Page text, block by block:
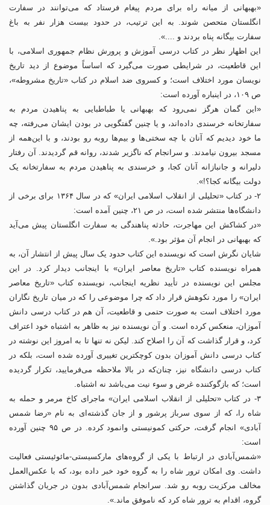
«بهبهانی از میانه راه برای مردم پیغام فرستاد که می‌توانند در سفارت
انگلستان متحصن شوند. به این ترتیب، در حدود بیست هزار نفر به باغ
سفارت بیگانه پناه بردند و ....».
این اظهار نظر در کتاب درسی آموزش و پرورش نظام جمهوری اسلامی، با
این قاطعیت، در شرایطی صورت می‌گیرد که اساساً موضوع از دید تاریخ
نویسان مورد اختلاف است؛ و کسروی ضد اسلام در کتاب «تاریخ مشروطه»،
ص ۱۰۹، در اینباره آورده است:
«این گمان هرگز نمی‌رود که بهبهانی یا طباطبایی به پناهیدن مردم به
سفارتخانه خرسندی داده‌اند، و یا چنین گفتگویی در بودن ایشان می‌رفته، چه
ما خود دیدیم که آنان با چه سختی‌ها و بیم‌ها روبه رو بودند، و با این‌همه از
مسجد بیرون نیامدند. و سرانجام که ناگزیر شدند، روانه قم گردیدند. آن رفتار
دلیرانه و جانبازانه آنان کجا، و خرسندی به پناهیدن مردم به سفارتخانه یک
دولت بیگانه کجا؟!».
۲- در کتاب «تحلیلی از انقلاب اسلامی ایران» که در سال ۱۳۶۴ برای برخی از
دانشگاه‌ها منتشر شده است، در ص ۲۱، چنین آمده است:
«در کشاکش این مهاجرت، حادثه پناهندگی به سفارت انگلستان پیش می‌آید
که بهبهانی در انجام آن مؤثر بود.».
شایان نگرش است که نویسنده این کتاب حدود یک سال پیش از انتشار آن، به
همراه نویسنده کتاب «تاریخ معاصر ایران» با اینجانب دیدار کرد. در این
مجلس این نویسنده در تأیید نظریه اینجانب، نویسنده کتاب «تاریخ معاصر
ایران» را مورد نکوهش قرار داد که چرا موضوعی را که در میان تاریخ نگاران
مورد اختلاف است به صورت حتمی و قاطعیت، آن هم در کتاب درسی دانش
آموزان، منعکس کرده است. و آن نویسنده نیز به ظاهر به اشتباه خود اعتراف
کرد، و قرار گذاشت که آن را اصلاح کند. لیکن نه تنها تا به امروز این نوشته در
کتاب درسی دانش آموزان بدون کوچکترین تغییری آورده شده است، بلکه در
کتاب درسی دانشگاه نیز، چنان‌که در بالا ملاحظه می‌فرمایید، تکرار گردیده
است؛ که بازگوکننده غرض و سوء نیت می‌باشد نه اشتباه.
۳- در کتاب «تحلیلی از انقلاب اسلامی ایران» ماجرای کاخ مرمر و حمله به
شاه را، که از سوی سرباز پرشور و از جان گذشته‌ای به نام «رضا شمس
آبادی» انجام گرفت، حرکتی کمونیستی وانمود کرده. در ص ۹۵ چنین آورده
است:
«شمس‌آبادی در ارتباط با یکی از گروه‌های مارکسیستی-مائوئیستی فعالیت
داشت. وی امکان ترور شاه را به گروه خود خبر داده بود، که با عکس‌العمل
مخالف مرکزیت روبه رو شد. سرانجام شمس‌آبادی بدون در جریان گذاشتن
گروه، اقدام به ترور شاه کرد که ناموفق ماند.».